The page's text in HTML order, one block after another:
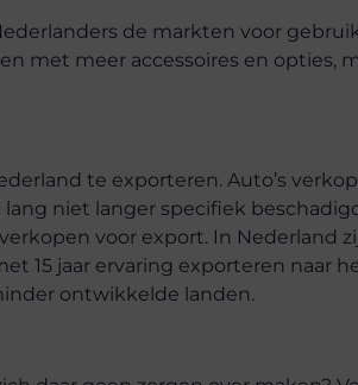
de markten voor
met meer accessoires en opties,
te exporteren. Auto’s
niet langer specifiek
voor export. In Nederland
15 jaar ervaring exporteren naar
ontwikkelde landen.